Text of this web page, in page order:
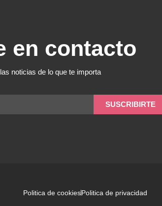
en contacto
noticias de lo que te importa
SUSCRIBIRTE
Politica de cookiesPolitica de privacidad